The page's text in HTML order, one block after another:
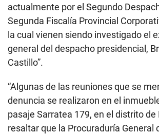
n
u
t
s
,
2
8
c
n
d
s
actualmente por el Segundo
Segunda Fiscalía Provincial
la cual vienen siendo investigado el
general del despacho presidencial,
Castillo”.
“Algunas de las reuniones que se
denuncia se realizaron en el
pasaje Sarratea 179, en el distrito de
resaltar que la Procuraduría General